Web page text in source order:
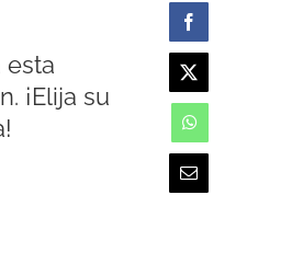
esta
¡Elija su
Facebook
X
WhatsApp
Email